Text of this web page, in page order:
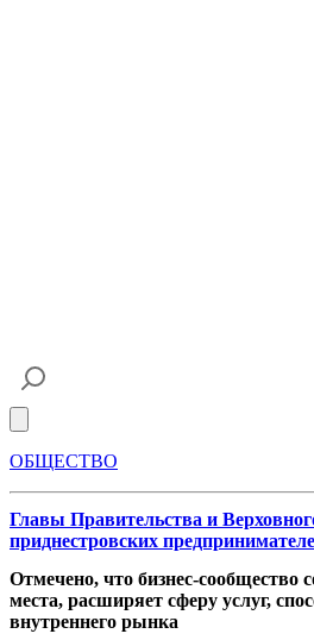
ОБЩЕСТВО
Главы Правительства и
приднестровских
Отмечено, что бизнес-сообщество
места, расширяет сферу услуг,
внутреннего рынка